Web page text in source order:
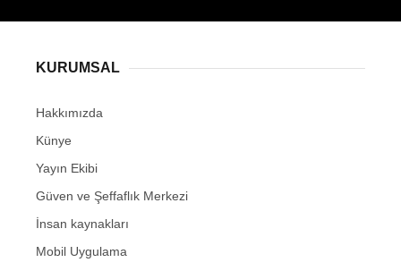
KURUMSAL
Hakkımızda
Künye
Yayın Ekibi
Güven ve Şeffaflık Merkezi
İnsan kaynakları
Mobil Uygulama